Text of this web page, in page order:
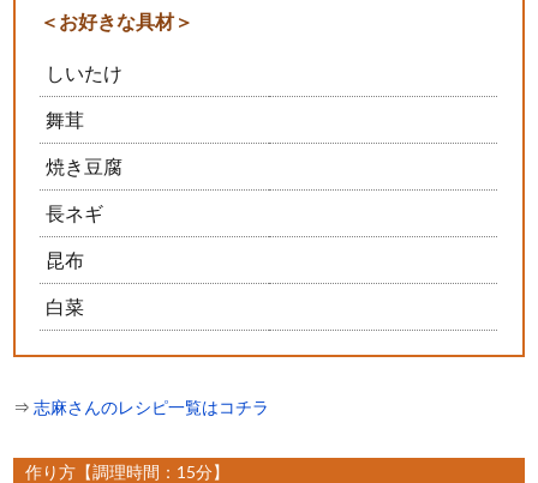
＜お好きな具材＞
しいたけ
舞茸
焼き豆腐
長ネギ
昆布
白菜
⇒志麻さんのレシピ一覧はコチラ
作り方【調理時間：15分】